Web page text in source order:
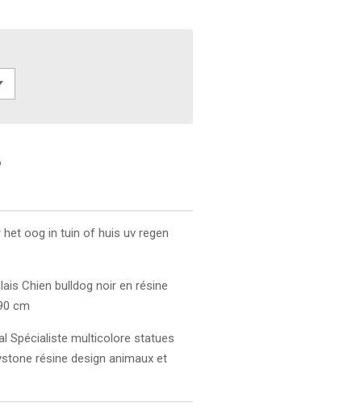
oog in tuin of huis uv regen
Chien bulldog noir en résine
cm
Spécialiste multicolore statues
résine design animaux et